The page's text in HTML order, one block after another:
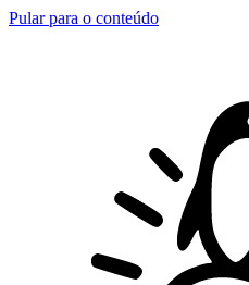
Pular para o conteúdo